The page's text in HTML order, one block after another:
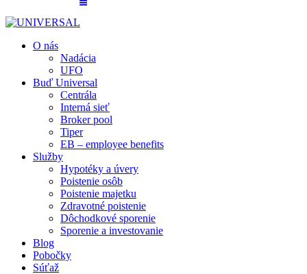
O nás
Nadácia
UFO
Buď Universal
Centrála
Interná sieť
Broker pool
Tiper
EB – employee benefits
Služby
Hypotéky a úvery
Poistenie osôb
Poistenie majetku
Zdravotné poistenie
Dôchodkové sporenie
Sporenie a investovanie
Blog
Pobočky
Súťaž